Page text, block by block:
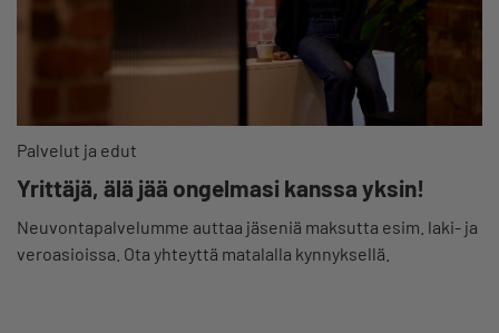
Palvelut ja edut
Yrittäjä, älä jää ongelmasi kanssa yksin!
Neuvontapalvelumme auttaa jäseniä maksutta esim. laki- ja
veroasioissa. Ota yhteyttä matalalla kynnyksellä.